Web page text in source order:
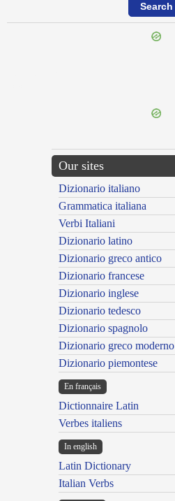
Our sites
Dizionario italiano
Grammatica italiana
Verbi Italiani
Dizionario latino
Dizionario greco antico
Dizionario francese
Dizionario inglese
Dizionario tedesco
Dizionario spagnolo
Dizionario greco moderno
Dizionario piemontese
En français
Dictionnaire Latin
Verbes italiens
In english
Latin Dictionary
Italian Verbs